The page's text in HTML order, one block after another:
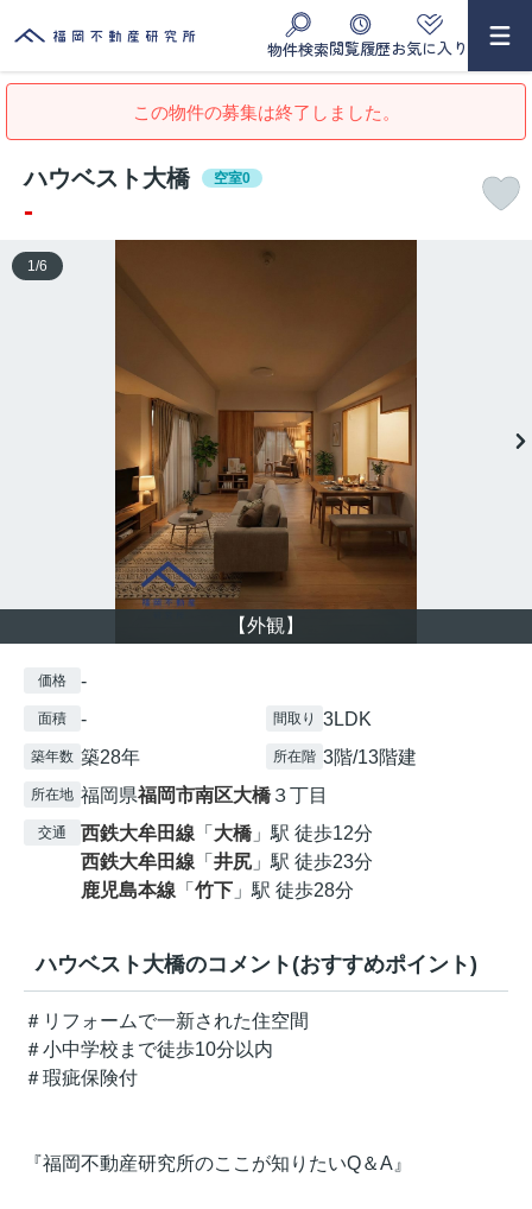
物件検索閲覧履歴お気に入り
この物件の募集は終了しました。
ハウベスト大橋 空室0
-
【外観】
1 /6
価格 -
面積 - 間取り 3LDK
築年数 築28年 所在階 3階/13階建
所在地 福岡県福岡市南区大橋３丁目
交通 西鉄大牟田線 「 大橋」駅 徒歩12分
西鉄大牟田線 「 井尻 」駅 徒歩23分
鹿児島本線 「 竹下 」駅 徒歩28分
ハウベスト大橋のコメント(おすすめポイント)
＃リフォームで一新された住空間
＃小中学校まで徒歩10分以内
＃瑕疵保険付
『福岡不動産研究所のここが知りたいQ＆A』